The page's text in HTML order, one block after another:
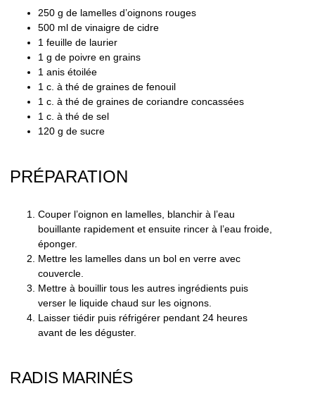
250 g de lamelles d’oignons rouges
500 ml de vinaigre de cidre
1 feuille de laurier
1 g de poivre en grains
1 anis étoilée
1 c. à thé de graines de fenouil
1 c. à thé de graines de coriandre concassées
1 c. à thé de sel
120 g de sucre
PRÉPARATION
Couper l’oignon en lamelles, blanchir à l’eau
bouillante rapidement et ensuite rincer à l’eau froide,
éponger.
Mettre les lamelles dans un bol en verre avec
couvercle.
Mettre à bouillir tous les autres ingrédients puis
verser le liquide chaud sur les oignons.
Laisser tiédir puis réfrigérer pendant 24 heures
avant de les déguster.
RADIS MARINÉS